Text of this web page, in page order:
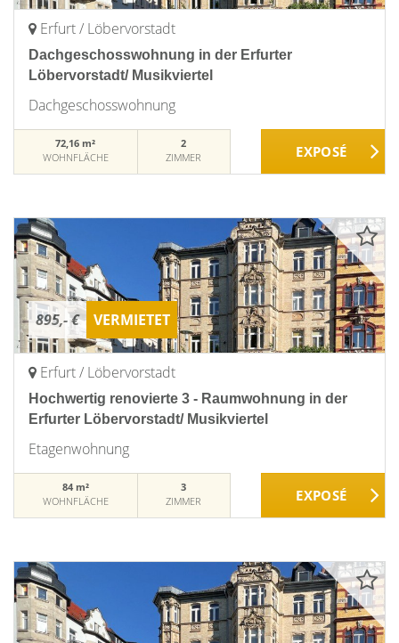
Erfurt / Löbervorstadt
Dachgeschosswohnung in der Erfurter
Löbervorstadt/ Musikviertel
Dachgeschosswohnung
72,16 m²
WOHNFLÄCHE
2
ZIMMER
895,- € VERMIETET
Erfurt / Löbervorstadt
Hochwertig renovierte 3 - Raumwohnung in der
Erfurter Löbervorstadt/ Musikviertel
Etagenwohnung
84 m²
WOHNFLÄCHE
3
ZIMMER